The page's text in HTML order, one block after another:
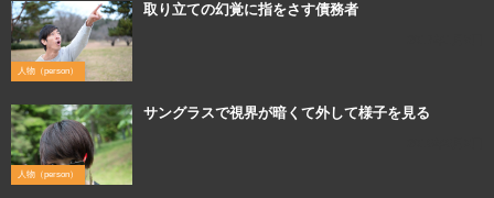
人物（person）
取り立ての幻覚に指をさす債務者
人物（person）
サングラスで視界が暗くて外して様子を見る